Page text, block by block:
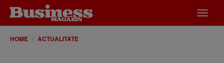
meniu
HOME ACTUALITATE